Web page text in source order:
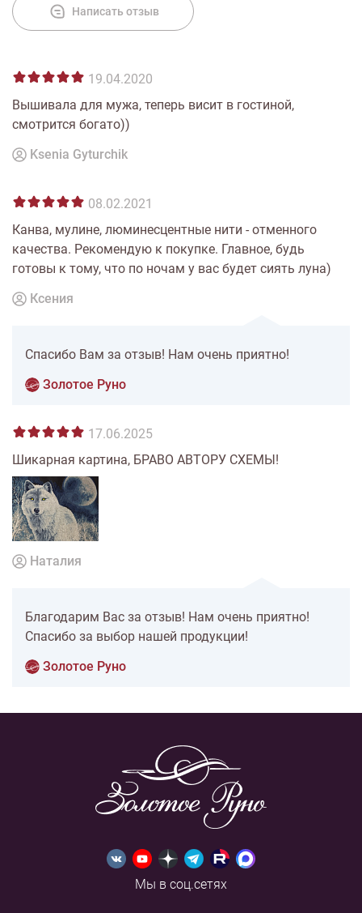
Написать отзыв
19.04.2020
Вышивала для мужа, теперь висит в гостиной,
смотрится богато))
Ksenia Gyturchik
08.02.2021
Канва, мулине, люминесцентные нити - отменного
качества. Рекомендую к покупке. Главное, будь
готовы к тому, что по ночам у вас будет сиять луна)
Ксения
Спасибо Вам за отзыв! Нам очень приятно!
Золотое Руно
17.06.2025
Шикарная картина, БРАВО АВТОРУ СХЕМЫ!
Наталия
Благодарим Вас за отзыв! Нам очень приятно!
Спасибо за выбор нашей продукции!
Золотое Руно
Мы в соц.сетях